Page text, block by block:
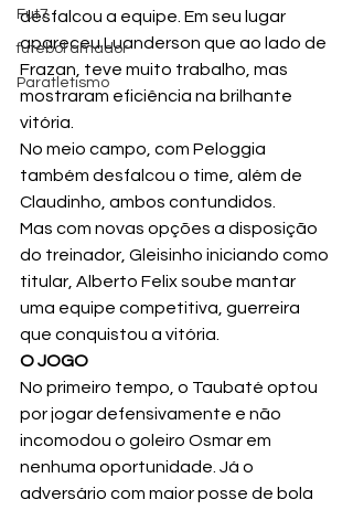
Fut7
futebol amador
Paratletismo
desfalcou a equipe. Em seu lugar
apareceu Luanderson que ao lado de
Frazan, teve muito trabalho, mas
mostraram eficiência na brilhante
vitória.
No meio campo, com Peloggia
também desfalcou o time, além de
Claudinho, ambos contundidos.
Mas com novas opções a disposição
do treinador, Gleisinho iniciando como
titular, Alberto Felix soube mantar
uma equipe competitiva, guerreira
que conquistou a vitória.
O JOGO
No primeiro tempo, o Taubaté optou
por jogar defensivamente e não
incomodou o goleiro Osmar em
nenhuma oportunidade. Já o
adversário com maior posse de bola